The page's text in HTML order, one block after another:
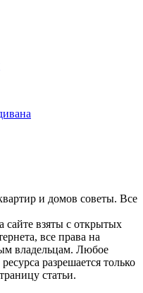
и домов советы. Все
сайте взяты с открытых
все права на
владельцам. Любое
разрешается только
статьи.